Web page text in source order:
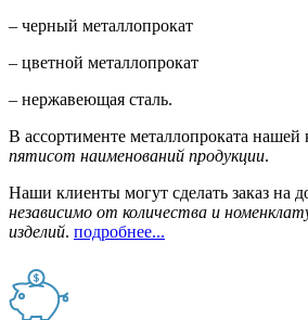
– черный металлопрокат
– цветной металлопрокат
– нержавеющая сталь.
В ассортименте металлопроката
пятисот наименований продукции.
Наши клиенты могут сделать заказ на
независимо от количества и
изделий. подробнее...